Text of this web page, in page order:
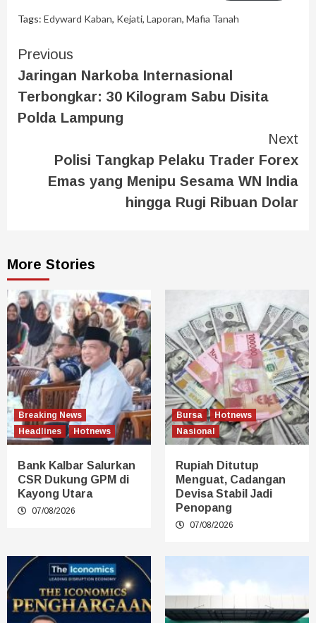
Tags: Edyward Kaban, Kejati, Laporan, Mafia Tanah
Previous
Jaringan Narkoba Internasional
Terbongkar: 30 Kilogram Sabu Disita
Polda Lampung
Next
Polisi Tangkap Pelaku Trader Forex
Emas yang Menipu Sesama WN India
hingga Rugi Ribuan Dolar
More Stories
Breaking News
Headlines
Hotnews
Bank Kalbar Salurkan
CSR Dukung GPM di
Kayong Utara
07/08/2026
Bursa
Hotnews
Nasional
Rupiah Ditutup
Menguat, Cadangan
Devisa Stabil Jadi
Penopang
07/08/2026